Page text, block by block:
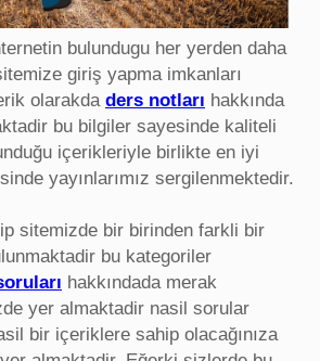
bulundugu her yerden daha
giriş yapma imkanları
olarakda ders notları hakkında
bu bilgiler sayesinde kaliteli
içerikleriyle birlikte en iyi
yayınlarımız sergilenmektedir.
sitemizde bir birinden farkli bir
bu kategoriler
hakkındada merak
yer almaktadir nasil sorular
bir içeriklere sahip olacağınıza